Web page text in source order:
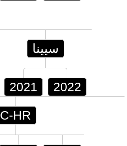
سيينا
2021 2022
C-HR